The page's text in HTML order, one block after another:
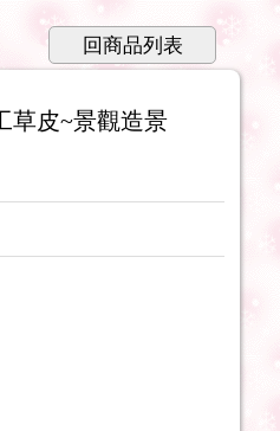
回商品列表
草皮~景觀造景